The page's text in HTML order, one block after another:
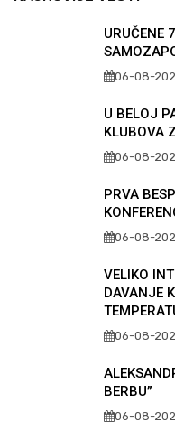
URUČENE
06-08-
U BELOJ
KLUBOVA
06-08-
PRVA
06-08-
VELIKO
DAVANJE
06-08-
BERBU”
06-08-